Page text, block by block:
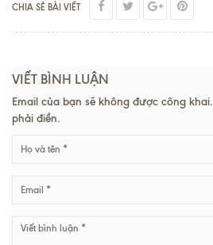
CHIA SẺ BÀI VIẾT
VIẾT BÌNH LUẬN
Email của bạn sẽ không được công
phải điền.